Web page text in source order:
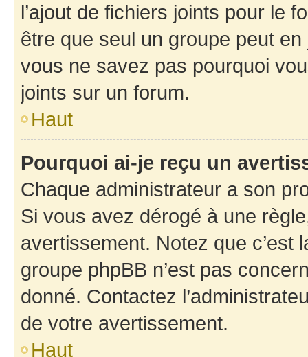
l’ajout de fichiers joints pour le
être que seul un groupe peut
vous ne savez pas pourquoi
joints sur un forum.
Haut
Pourquoi ai-je reçu un
Chaque administrateur a son
Si vous avez dérogé à une
avertissement. Notez que c’est
groupe phpBB n’est pas
donné. Contactez
de votre avertissement.
Haut